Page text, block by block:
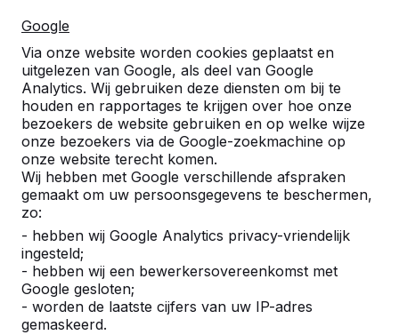
Google
Via onze website worden cookies geplaatst en
uitgelezen van Google, als deel van Google
Analytics. Wij gebruiken deze diensten om bij te
houden en rapportages te krijgen over hoe onze
bezoekers de website gebruiken en op welke wijze
onze bezoekers via de Google-zoekmachine op
onze website terecht komen.
Wij hebben met Google verschillende afspraken
gemaakt om uw persoonsgegevens te beschermen,
zo:
- hebben wij Google Analytics privacy-vriendelijk
ingesteld;
- hebben wij een bewerkersovereenkomst met
Google gesloten;
- worden de laatste cijfers van uw IP-adres
gemaskeerd.
Referenties
U vindt onze producten in heel Europa en
zelfs daarbuiten. Bekijk hier waar bij u in de
buurt al een HeBlad product staat.
Product
Alles weergeven
Categorie
Alles weergeven
Zoek op plaats of postcode